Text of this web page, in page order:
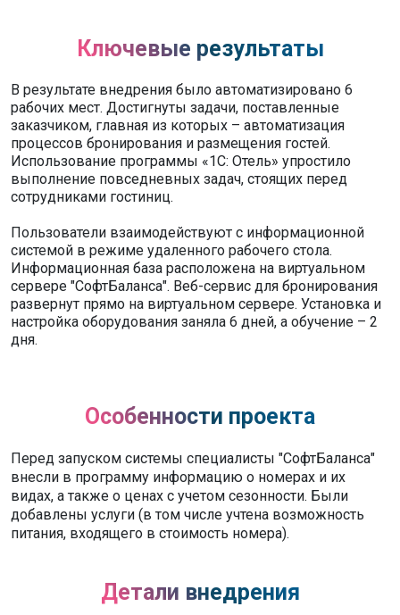
Ключевые результаты
В результате внедрения было автоматизировано 6
рабочих мест. Достигнуты задачи, поставленные
заказчиком, главная из которых – автоматизация
процессов бронирования и размещения гостей.
Использование программы «1С: Отель» упростило
выполнение повседневных задач, стоящих перед
сотрудниками гостиниц.
Пользователи взаимодействуют с информационной
системой в режиме удаленного рабочего стола.
Информационная база расположена на виртуальном
сервере "СофтБаланса". Веб-сервис для бронирования
развернут прямо на виртуальном сервере. Установка и
настройка оборудования заняла 6 дней, а обучение – 2
дня.
Особенности проекта
Перед запуском системы специалисты "СофтБаланса"
внесли в программу информацию о номерах и их
видах, а также о ценах с учетом сезонности. Были
добавлены услуги (в том числе учтена возможность
питания, входящего в стоимость номера).
Детали внедрения